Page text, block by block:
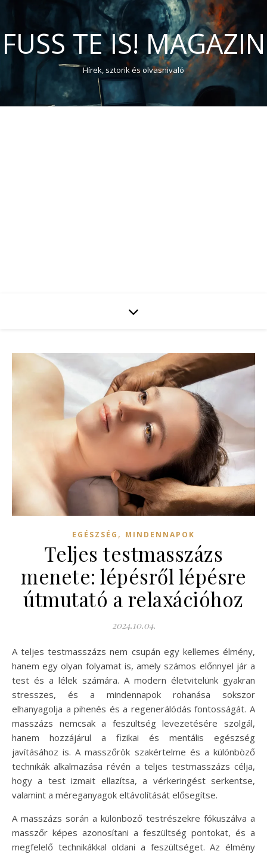
FUSS TE IS! MAGAZIN
Hírek, sztorik és olvasnivaló
EGÉSZSÉG , MINDENNAPOK
Teljes testmasszázs
menete: lépésről lépésre
útmutató a relaxációhoz
2024.10.04.
A teljes testmasszázs nem csupán egy kellemes élmény,
hanem egy olyan folyamat is, amely számos előnnyel jár a
test és a lélek számára. A modern életvitelünk gyakran
stresszes, és a mindennapok rohanása sokszor
elhanyagolja a pihenés és a regenerálódás fontosságát. A
masszázs nemcsak a feszültség levezetésére szolgál,
hanem hozzájárul a fizikai és mentális egészség
javításához is. A masszőrök szakértelme és a különböző
technikák alkalmazása révén a teljes testmasszázs célja,
hogy a test izmait ellazítsa, a vérkeringést serkentse,
valamint a méreganyagok eltávolítását elősegítse.
A masszázs során a különböző testrészekre fókuszálva a
masszőr képes azonosítani a feszültség pontokat, és a
megfelelő technikákkal oldani a feszültséget. Az élmény